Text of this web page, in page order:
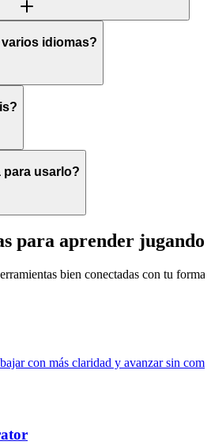
idiomas?
para usarlo?
para aprender jugando
bien conectadas con tu
con más claridad y avanzar sin